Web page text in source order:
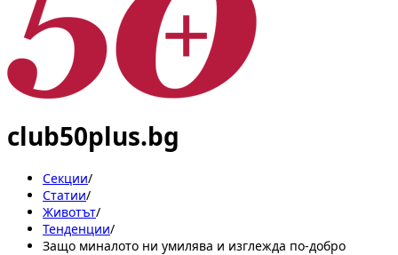
club50plus.bg
Секции/
Статии/
Животът/
Тенденции/
Защо миналото ни умилява и изглежда по-добро